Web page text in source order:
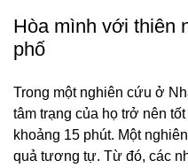
Hòa mình với thiên
phố
Trong một nghiên cứu ở
tâm trạng của họ trở nên
khoảng 15 phút. Một
quả tương tự. Từ đó, các